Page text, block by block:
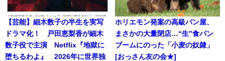
【芸能】細木数子の半生を実写
ドラマ化！ 戸田恵梨香が細木
数子役で主演 Netflix『地獄に
堕ちるわよ』 2026年に世界独
ホリエモン発案の高級パン屋、
まさかの大量閉店…“生”食パン
ブームにのった「小麦の奴隷」
[おっさん友の会★]